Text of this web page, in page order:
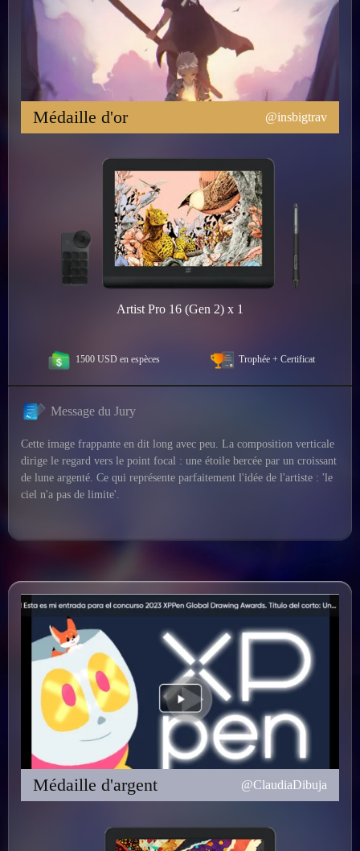
Médaille d'or @insbigtrav
Artist Pro 16 (Gen 2) x 1
1500 USD en espèces Trophée + Certificat
Message du Jury
Cette image frappante en dit long avec peu. La composition verticale
dirige le regard vers le point focal : une étoile bercée par un croissant
de lune argenté. Ce qui représente parfaitement l'idée de l'artiste : 'le
ciel n'a pas de limite'.
Médaille d'argent @ClaudiaDibuja